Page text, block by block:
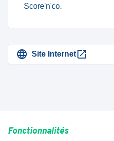
Score'n'co.
Site Internet
Fonctionnalités